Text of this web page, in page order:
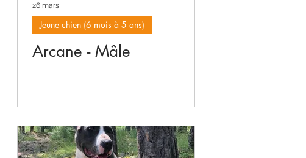
26 mars
Jeune chien (6 mois à 5 ans)
Arcane - Mâle